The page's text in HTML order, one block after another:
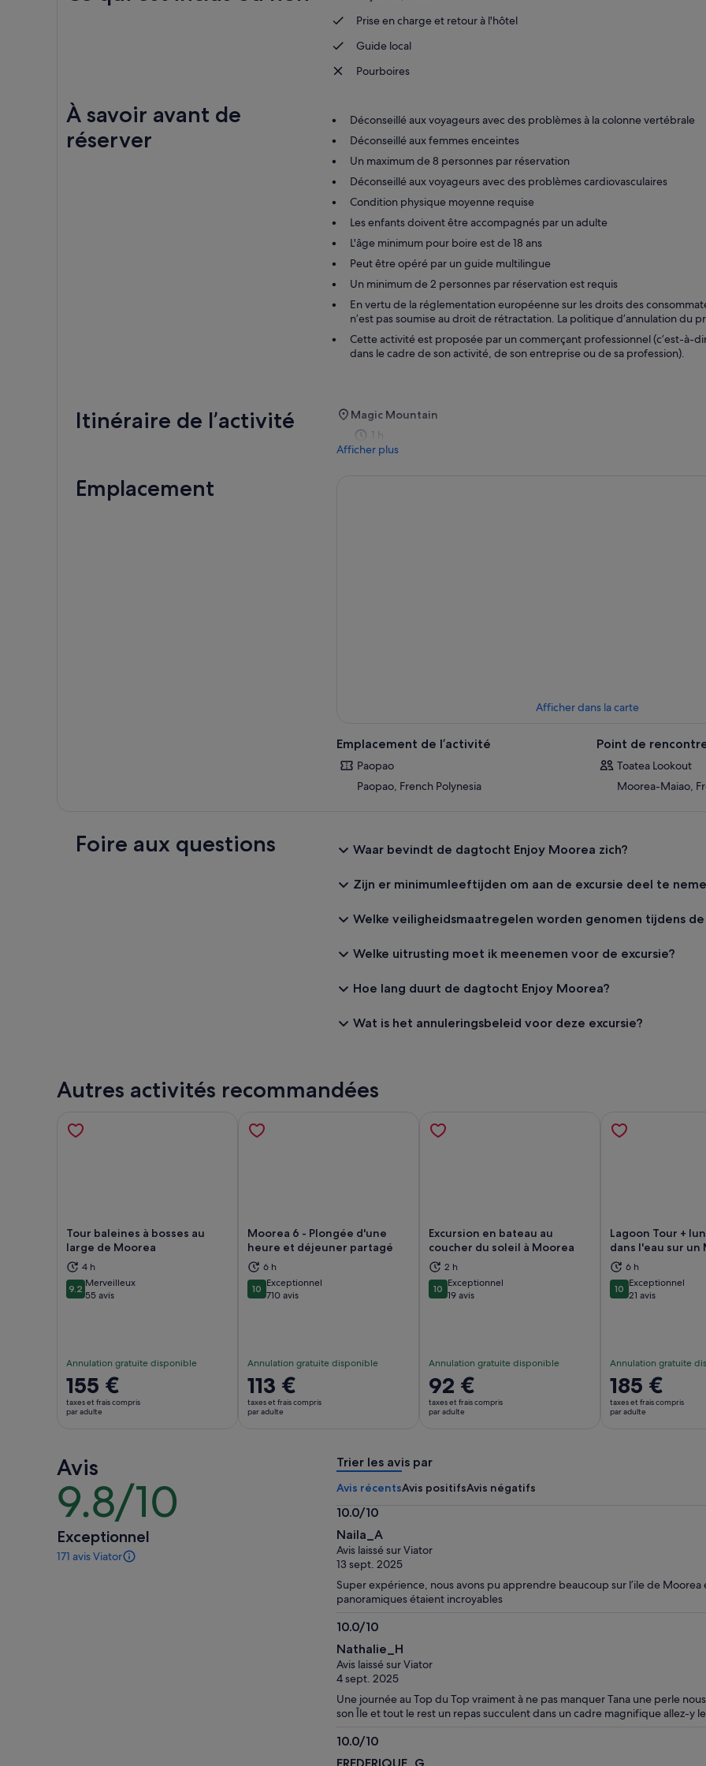
Prise en charge et retour à l'hôtel
Guide local
Pourboires
À savoir avant de
réserver
Déconseillé aux voyageurs avec des problèmes à la colonne vertébrale
Déconseillé aux femmes enceintes
Un maximum de 8 personnes par réservation
Déconseillé aux voyageurs avec des problèmes cardiovasculaires
Condition physique moyenne requise
Les enfants doivent être accompagnés par un adulte
L'âge minimum pour boire est de 18 ans
Peut être opéré par un guide multilingue
Un minimum de 2 personnes par réservation est requis
En vertu de la réglementation européenne sur les droits des
n’est pas soumise au droit de rétractation. La politique d’annulation du
Cette activité est proposée par un commerçant professionnel (c’est-à-
dans le cadre de son activité, de son entreprise ou de sa profession).
Itinéraire de l’activité
Magic Mountain
1 h
Afficher plus
Emplacement
Afficher dans la carte
Emplacement de l’activité
Paopao
Paopao, French Polynesia
Point de
Toatea Lookout
Moorea-Maiao,
Foire aux questions Waar bevindt de dagtocht Enjoy Moorea zich?
Zijn er minimumleeftijden om aan de excursie deel te
Welke veiligheidsmaatregelen worden genomen tijdens de
Welke uitrusting moet ik meenemen voor de excursie?
Hoe lang duurt de dagtocht Enjoy Moorea?
Wat is het annuleringsbeleid voor deze excursie?
Autres activités recommandées
Tour baleines à bosses au
large de Moorea
4 h
9.29.2 sur 10
Merveilleux
55 avis
Annulation gratuite disponible
Le
prix
est
adulte
155 €
taxes et frais compris
par adulte
S’ouvre dans un nouvel onglet.
Moorea 6 - Plongée d'une
heure et déjeuner partagé
6 h
1010 sur 10
Exceptionnel
710 avis
Annulation gratuite disponible
Le
prix
est
113 €
taxes et frais compris
par adulte
S’ouvre dans un nouvel onglet.
Excursion en bateau au
coucher du soleil à Moorea
2 h
1010 sur 10
Exceptionnel
19 avis
Annulation gratuite disponible
Le
prix
est
adulte
92 €
taxes et frais compris
par adulte
S’ouvre dans un nouvel onglet.
Lagoon Tour +
dans l'eau sur un
6 h
1010 sur 10
Exceptionnel
21 avis
Annulation gratuite
Le
prix
est
185 €
taxes et frais compris
par adulte
Avis
9.8/10
9.8
sur
10
Exceptionnel
171 avis Viator
171 avis
Trier les avis par
Avis récentsAvis positifsAvis négatifs
10.0/10
10.0
sur
10
Naila_A
Avis laissé sur Viator
13 sept. 2025
Super expérience, nous avons pu apprendre beaucoup sur l’ile de Moorea
panoramiques étaient incroyables
10.0/10
10.0
sur
10
Nathalie_H
Avis laissé sur Viator
4 sept. 2025
Une journée au Top du Top vraiment à ne pas manquer Tana une perle
son Île et tout le rest un repas succulent dans un cadre magnifique allez-y
10.0/10
10.0